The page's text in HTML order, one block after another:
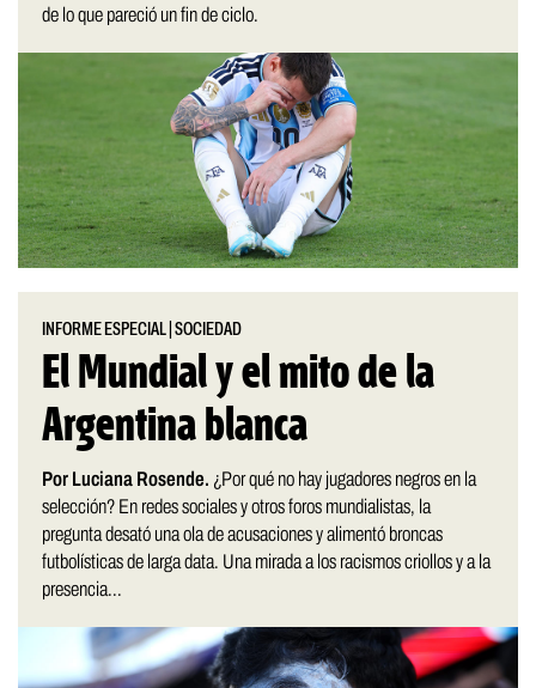
de lo que pareció un fin de ciclo.
INFORME ESPECIAL |SOCIEDAD
El Mundial y el mito de la
Argentina blanca
Por Luciana Rosende. ¿Por qué no hay jugadores negros en la
selección? En redes sociales y otros foros mundialistas, la
pregunta desató una ola de acusaciones y alimentó broncas
futbolísticas de larga data. Una mirada a los racismos criollos y a la
presencia...